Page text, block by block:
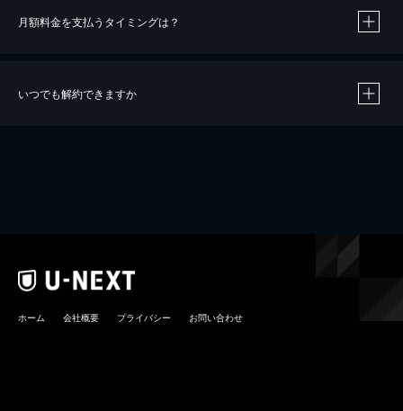
※40％ポイント還元の対象は、クレジットカード決済による作品の購入 / レンタルです。
iOSアプリのUコイン決済による作品の購入 / レンタルは、20％のポイント還元です。
月額料金を支払うタイミングは？
いつでも解約できますか
ホーム 会社概要 プライバシー お問い合わせ